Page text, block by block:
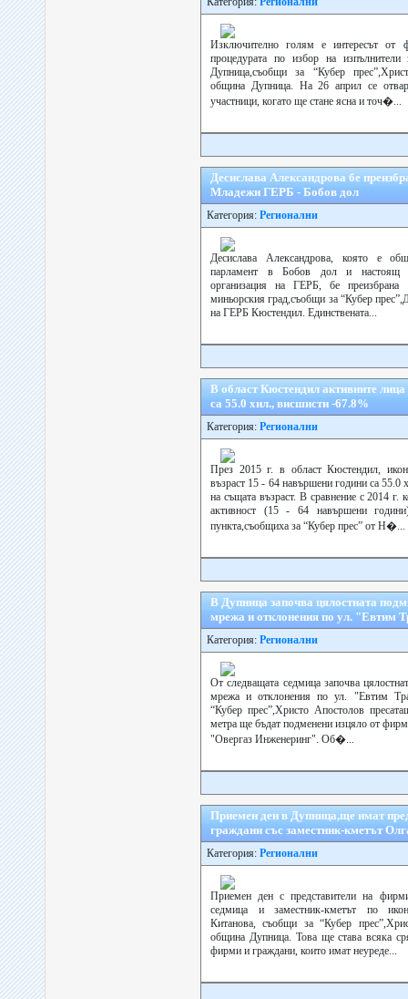
Изключително голям е интересът от
процедурата по избор на
Дупница,съобщи за “Кубер
община Дупница. На 26 април се
участници, когато ще стане ясна и точ�...
Десислава Александрова бе
Младежи ГЕРБ - Бобов дол
Категория: Регионални
Десислава Александрова, която е
парламент в Бобов дол и настоящ
организация на ГЕРБ, бе
миньорския град,съобщи за “Кубер
на ГЕРБ Кюстендил. Единствената...
В област Кюстендил активните
са 55.0 хил., висшисти -67.8%
Категория: Регионални
През 2015 г. в област Кюстендил,
възраст 15 - 64 навършени години са 55.0
на същата възраст. В сравнение с 2014 г.
активност (15 - 64 навършени
пункта,съобщиха за “Кубер прес” от Н�...
В Дупница започва цялостната
мрежа и отклонения по ул. "Евтим
Категория: Регионални
От следващата седмица започва
мрежа и отклонения по ул. "Евтим
“Кубер прес”,Христо Апостолов
метра ще бъдат подменени изцяло от
"Овергаз Инженеринг". Об�...
Приемен ден в Дупница,ще имат
граждани със заместник-кметът
Категория: Регионални
Приемен ден с представители на
седмица и заместник-кметът по
Китанова, съобщи за “Кубер
община Дупница. Това ще става всяка
фирми и граждани, които имат неуреде...